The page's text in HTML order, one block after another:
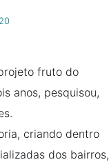
fruto do
anos, pesquisou,
criando dentro
dos bairros,